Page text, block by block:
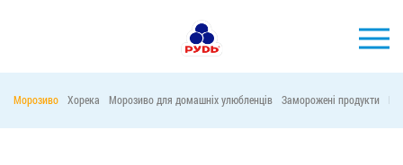
Морозиво Хорека Морозиво для домашніх улюбленців Заморожені продукти